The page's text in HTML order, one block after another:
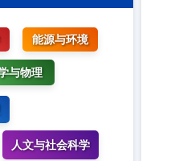
能源与环境
与物理
人文与社会科学